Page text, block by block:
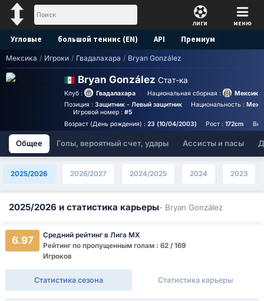
ЛИГИ МЕНЮ
Угловые большой теннис (EN) API Премиум
Прогноз
Мексика / Игроки / Гвадалахара / Bryan González
Bryan González Стат-ка
Клуб : Гвадалахара Национальная сборная :
Мексика
Позиция : Защитник - Левый защитник Национальность :
Игровой номер :#5
Возраст (День рождения) : 23 (10/04/2003) Рост :172cm
Общее Голы, вероятный счет, удары Ассисты и пасы
2025/2026 2026/2027 2024/2025 2024 2023
2025/2026 и статистика карьеры- Bryan González
6.97
Средний рейтинг в Лига МХ
Рейтинг по пропущенным голам : 62 / 169
Игроков
Статистика сезона Статистика карьеры